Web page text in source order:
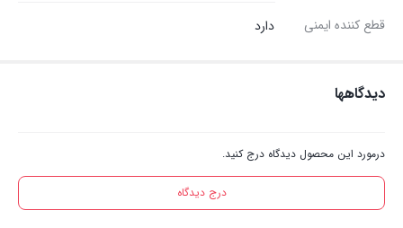
قطع کننده ایمنی دارد
دیدگاهها
درمورد این محصول دیدگاه درج کنید.
درج دیدگاه